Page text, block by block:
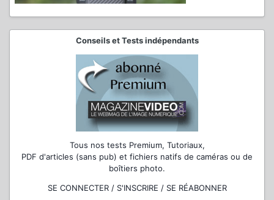
Conseils et Tests indépendants
Tous nos tests Premium, Tutoriaux,
PDF d'articles (sans pub) et fichiers natifs de caméras ou de
boîtiers photo.
SE CONNECTER / S'INSCRIRE / SE RÉABONNER